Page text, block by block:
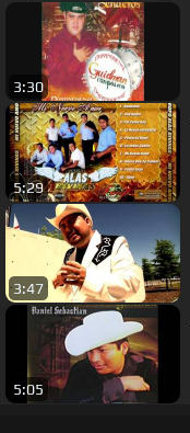
3:30
5:29
3:47
5:05